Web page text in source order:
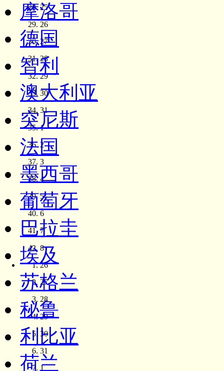
25
26
27
28
29
30
31
1
2
3
4
5
6
7
8
26
27
28
29
30
31
1
摩洛哥
德国
智利
澳大利亚
突尼斯
法国
墨西哥
葡萄牙
巴拉圭
埃及
苏格兰
秘鲁
利比亚
荷兰